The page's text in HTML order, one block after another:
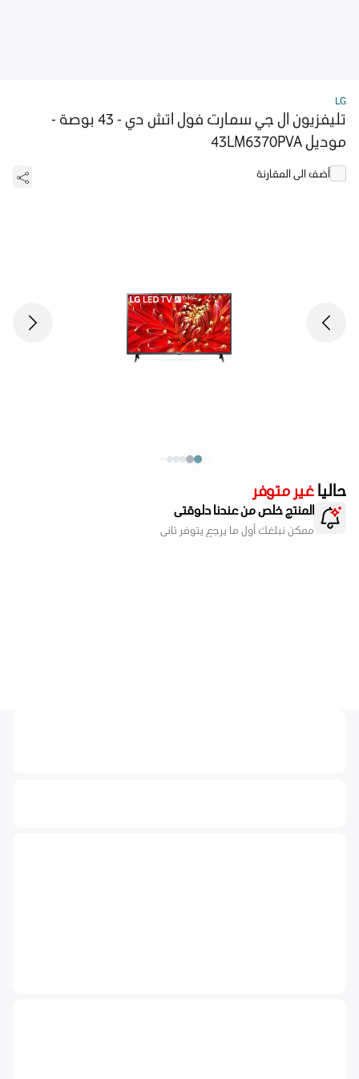
LG
تليفزيون ال جي سمارت فول اتش دي - 43 بوصة -
موديل 43LM6370PVA
أضف الى المقارنة
حاليا غير متوفر
المنتج خلص من عندنا دلوقتى
ممكن نبلغك أول ما يرجع يتوفر تانى